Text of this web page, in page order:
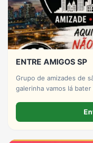
ENTRE AMIGOS SP
Grupo de amizades de
galerinha vamos lá
números DDD 11 por